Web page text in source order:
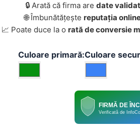
🔒 Arată că firma are date
🌐 Îmbunătățește reputația
📈 Poate duce la o rată de conversie
Culoare primară:Culoare
FIRMĂ DE
Verificată de